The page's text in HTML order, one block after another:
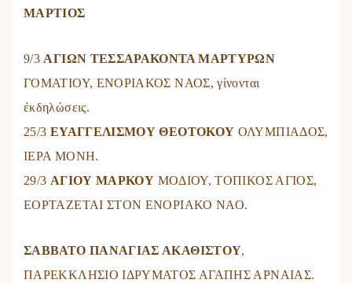
ΜΑΡΤΙΟΣ
9/3 ΑΓΙΩΝ ΤΕΣΣΑΡΑΚΟΝΤΑ ΜΑΡΤΥΡΩΝ
ΓΟΜΑΤΙΟΥ, ΕΝΟΡΙΑΚΟΣ ΝΑΟΣ, γίνονται
ἐκδηλώσεις.
25/3 ΕΥΑΓΓΕΛΙΣΜΟΥ ΘΕΟΤΟΚΟΥ ΟΛΥΜΠΙΑΔΟΣ,
ΙΕΡΑ ΜΟΝΗ.
29/3 ΑΓΙΟΥ ΜΑΡΚΟΥ ΜΟΔΙΟΥ, ΤΟΠΙΚΟΣ ΑΓΙΟΣ,
ΕΟΡΤΑΖΕΤΑΙ ΣΤΟΝ ΕΝΟΡΙΑΚΟ ΝΑΟ.
ΣΑΒΒΑΤΟ ΠΑΝΑΓΙΑΣ ΑΚΑΘΙΣΤΟΥ,
ΠΑΡΕΚΚΛΗΣΙΟ ΙΔΡΥΜΑΤΟΣ ΑΓΑΠΗΣ ΑΡΝΑΙΑΣ.